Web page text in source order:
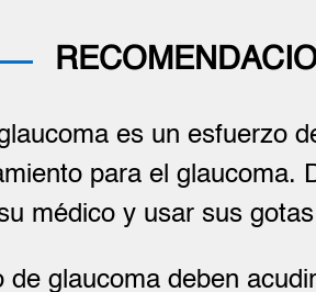
es un esfuerzo
para el glaucoma.
médico y usar sus
glaucoma deben